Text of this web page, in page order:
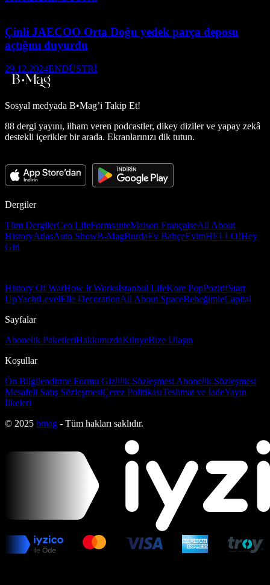
Çinli JAECOO Orta Doğu yedek parça deposu
açtığını duyurdu
29.12.2024ENDÜSTRİ
Sosyal medyada B•Mag’i Takip Et!
88 dergi yayını, ilham veren podcastler, dikey diziler ve yapay zekâ
destekli içerikler bir arada. Ekranlarınızı dik tutun.
Dergiler
Tüm DergilerCeo LifeFormsanteMaison FrançaiseAll About
HistoryAtlasAuto ShowB-MagBurdaEv BahçeEvimHELLO!Hey
Girl
History Of WarHow It Worksİstanbul LifeKore PopPozitifStart
UpYachtLevelElle DecorationAll About SpaceBebeğimleCapital
Sayfalar
Abonelik PaketleriHakkımızdaKünyeBize Ulaşın
Koşullar
Ön Bilgilendirme Formu Gizlilik Sözleşmesi Abonelik Sözleşmesi
Mesafeli Satış SözleşmesiÇerez PolitikasıTeslimat ve İadeYayın
İlkeleri
© 2025 bmag - Tüm hakları saklıdır.